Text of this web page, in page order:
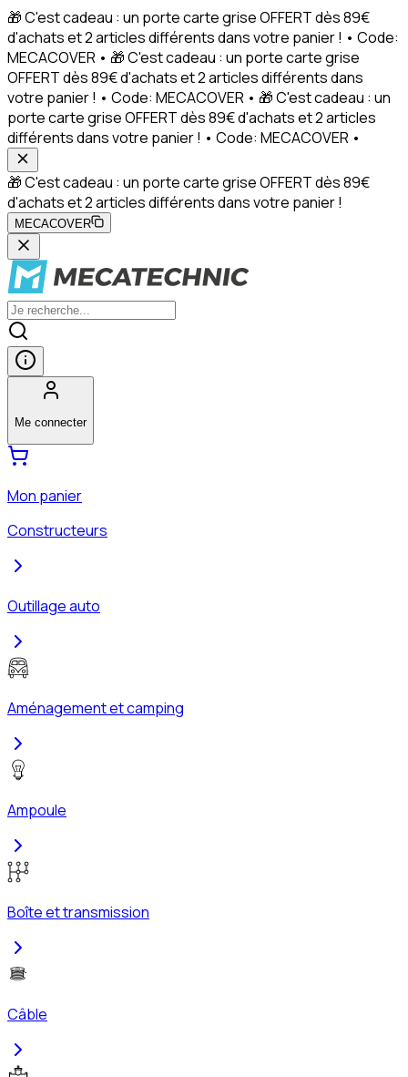
🎁 C'est cadeau : un porte carte grise OFFERT dès 89€
d'achats et 2 articles différents dans votre panier ! • Code:
MECACOVER • 🎁 C'est cadeau : un porte carte grise
OFFERT dès 89€ d'achats et 2 articles différents dans
votre panier ! • Code: MECACOVER • 🎁 C'est cadeau : un
porte carte grise OFFERT dès 89€ d'achats et 2 articles
différents dans votre panier ! • Code: MECACOVER •
🎁 C'est cadeau : un porte carte grise OFFERT dès 89€
d'achats et 2 articles différents dans votre panier !
MECACOVER
Me connecter
Mon panier
Constructeurs
Outillage auto
Aménagement et camping
Ampoule
Boîte et transmission
Câble